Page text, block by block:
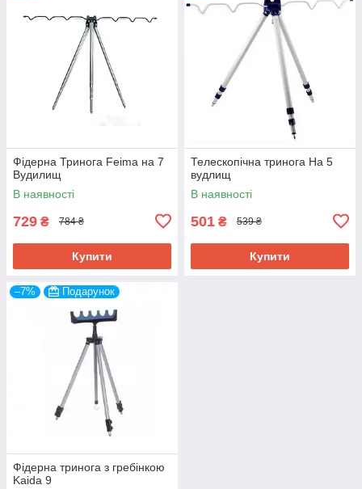
Фідерна Тринога Feima на 7
Вудилищ
В наявності
729 ₴ 784 ₴
Купити
Телескопічна тринога На 5
вудлищ
В наявності
501 ₴ 539 ₴
Купити
–7% Подарунок
Фідерна тринога з гребінкою
Kaida 9